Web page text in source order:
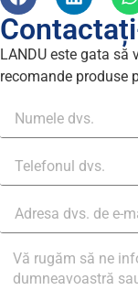
LANDU este gata să
recomande produse